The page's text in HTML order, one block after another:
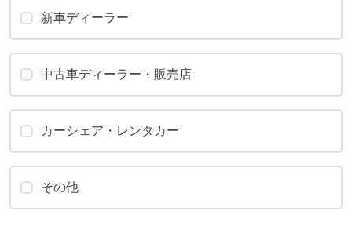
新車ディーラー
中古車ディーラー・販売店
カーシェア・レンタカー
その他